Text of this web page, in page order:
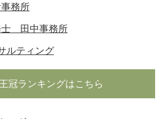
務所
士 田中事務所
ルティング
冠ランキングはこちら